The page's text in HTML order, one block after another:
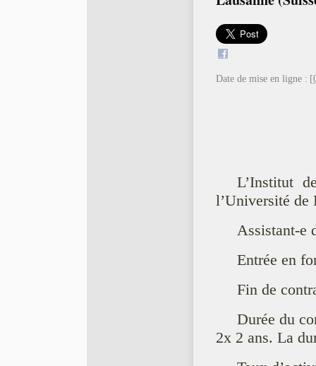
Date de mise en ligne :
L’Institut
l’Université de
Assistant-e
Entrée en
Fin de
Durée du
2x 2 ans. La